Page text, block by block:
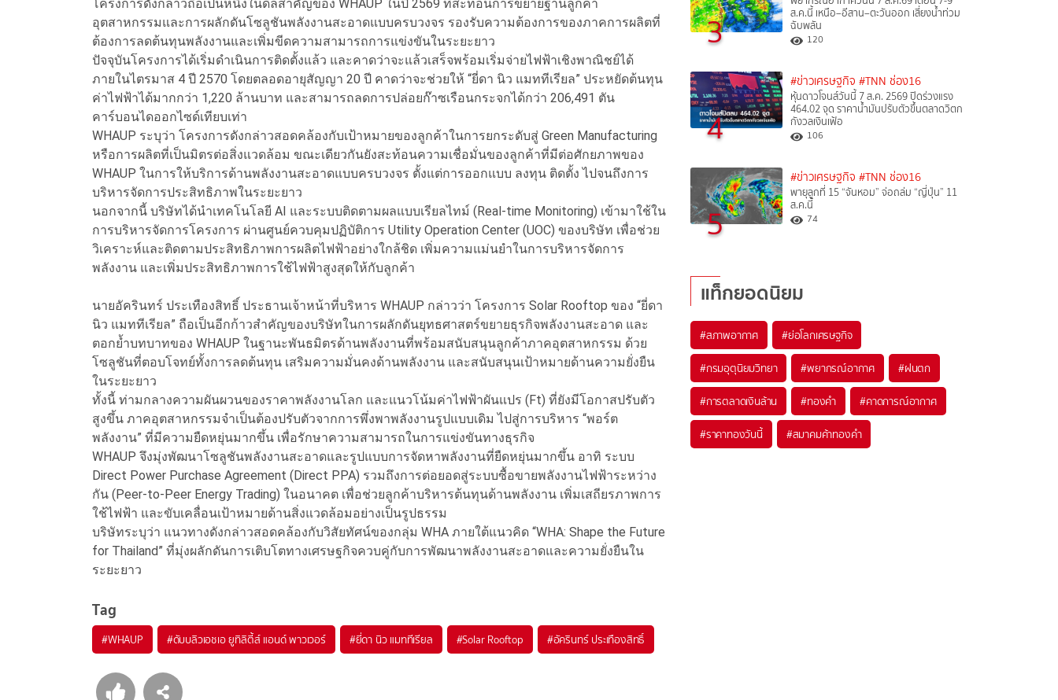
โครงการดังกล่าวถือเป็นหนึ่งในดีลสำคัญของ WHAUP ในปี 2569 ที่สะท้อนการขยายฐานลูกค้า
อุตสาหกรรมและการผลักดันโซลูชันพลังงานสะอาดแบบครบวงจร รองรับความต้องการของภาคการผลิตที่
ต้องการลดต้นทุนพลังงานและเพิ่มขีดความสามารถการแข่งขันในระยะยาว
ปัจจุบันโครงการได้เริ่มดำเนินการติดตั้งแล้ว และคาดว่าจะแล้วเสร็จพร้อมเริ่มจ่ายไฟฟ้าเชิงพาณิชย์ได้
ภายในไตรมาส 4 ปี 2570 โดยตลอดอายุสัญญา 20 ปี คาดว่าจะช่วยให้ “ยี่ดา นิว แมททีเรียล” ประหยัดต้นทุน
ค่าไฟฟ้าได้มากกว่า 1,220 ล้านบาท และสามารถลดการปล่อยก๊าซเรือนกระจกได้กว่า 206,491 ตัน
คาร์บอนไดออกไซด์เทียบเท่า
WHAUP ระบุว่า โครงการดังกล่าวสอดคล้องกับเป้าหมายของลูกค้าในการยกระดับสู่ Green Manufacturing
หรือการผลิตที่เป็นมิตรต่อสิ่งแวดล้อม ขณะเดียวกันยังสะท้อนความเชื่อมั่นของลูกค้าที่มีต่อศักยภาพของ
WHAUP ในการให้บริการด้านพลังงานสะอาดแบบครบวงจร ตั้งแต่การออกแบบ ลงทุน ติดตั้ง ไปจนถึงการ
บริหารจัดการประสิทธิภาพในระยะยาว
นอกจากนี้ บริษัทได้นำเทคโนโลยี AI และระบบติดตามผลแบบเรียลไทม์ (Real-time Monitoring) เข้ามาใช้ใน
การบริหารจัดการโครงการ ผ่านศูนย์ควบคุมปฏิบัติการ Utility Operation Center (UOC) ของบริษัท เพื่อช่วย
วิเคราะห์และติดตามประสิทธิภาพการผลิตไฟฟ้าอย่างใกล้ชิด เพิ่มความแม่นยำในการบริหารจัดการ
พลังงาน และเพิ่มประสิทธิภาพการใช้ไฟฟ้าสูงสุดให้กับลูกค้า
นายอัครินทร์ ประเทืองสิทธิ์ ประธานเจ้าหน้าที่บริหาร WHAUP กล่าวว่า โครงการ Solar Rooftop ของ “ยี่ดา
นิว แมททีเรียล” ถือเป็นอีกก้าวสำคัญของบริษัทในการผลักดันยุทธศาสตร์ขยายธุรกิจพลังงานสะอาด และ
ตอกย้ำบทบาทของ WHAUP ในฐานะพันธมิตรด้านพลังงานที่พร้อมสนับสนุนลูกค้าภาคอุตสาหกรรม ด้วย
โซลูชันที่ตอบโจทย์ทั้งการลดต้นทุน เสริมความมั่นคงด้านพลังงาน และสนับสนุนเป้าหมายด้านความยั่งยืน
ในระยะยาว
ทั้งนี้ ท่ามกลางความผันผวนของราคาพลังงานโลก และแนวโน้มค่าไฟฟ้าผันแปร (Ft) ที่ยังมีโอกาสปรับตัว
สูงขึ้น ภาคอุตสาหกรรมจำเป็นต้องปรับตัวจากการพึ่งพาพลังงานรูปแบบเดิม ไปสู่การบริหาร “พอร์ต
พลังงาน” ที่มีความยืดหยุ่นมากขึ้น เพื่อรักษาความสามารถในการแข่งขันทางธุรกิจ
WHAUP จึงมุ่งพัฒนาโซลูชันพลังงานสะอาดและรูปแบบการจัดหาพลังงานที่ยืดหยุ่นมากขึ้น อาทิ ระบบ
Direct Power Purchase Agreement (Direct PPA) รวมถึงการต่อยอดสู่ระบบซื้อขายพลังงานไฟฟ้าระหว่าง
กัน (Peer-to-Peer Energy Trading) ในอนาคต เพื่อช่วยลูกค้าบริหารต้นทุนด้านพลังงาน เพิ่มเสถียรภาพการ
ใช้ไฟฟ้า และขับเคลื่อนเป้าหมายด้านสิ่งแวดล้อมอย่างเป็นรูปธรรม
บริษัทระบุว่า แนวทางดังกล่าวสอดคล้องกับวิสัยทัศน์ของกลุ่ม WHA ภายใต้แนวคิด “WHA: Shape the Future
for Thailand” ที่มุ่งผลักดันการเติบโตทางเศรษฐกิจควบคู่กับการพัฒนาพลังงานสะอาดและความยั่งยืนใน
ระยะยาว
Tag
#WHAUP #ดับบลิวเอชเอ ยูทิลิตี้ส์ แอนด์ พาวเวอร์ #ยี่ดา นิว แมททีเรียล #Solar Rooftop #อัครินทร์ ประเทืองสิทธิ์
3
ส.ค.นี้ เหนือ–อีสาน–ตะวันออก เสี่ยงน้ำท่วม
ฉับพลัน
120
4
#ข่าวเศรษฐกิจ #TNN ช่อง16
หุ้นดาวโจนส์วันนี้ 7 ส.ค. 2569 ปิดร่วงแรง
464.02 จุด ราคาน้ำมันปรับตัวขึ้นตลาดวิตก
กังวลเงินเฟ้อ
106
5
#ข่าวเศรษฐกิจ #TNN ช่อง16
พายุลูกที่ 15 “จันหอม” จ่อถล่ม “ญี่ปุ่น” 11
ส.ค.นี้
74
แท็กยอดนิยม
#สภาพอากาศ #ย่อโลกเศรษฐกิจ
#กรมอุตุนิยมวิทยา #พยากรณ์อากาศ #ฝนตก
#การตลาดเงินล้าน #ทองคำ #คาดการณ์อากาศ
#ราคาทองวันนี้ #สมาคมค้าทองคำ